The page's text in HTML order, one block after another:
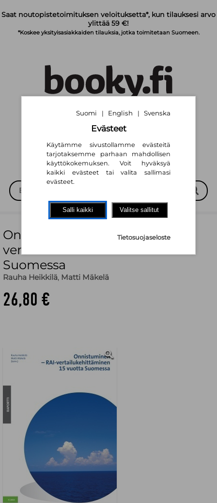
Saat noutopistetoimituksen veloituksetta*, kun tilauksesi arvo
ylittää 59 €!
*Koskee yksityisasiakkaiden tilauksia, jotka toimitetaan Suomeen.
Suomi | English | Svenska
Onnistuminen : RAI-
vertailukehittäminen 15 vuotta
Suomessa
Rauha Heikkilä, Matti Mäkelä
26,80 €
Suomi | English | Svenska
Evästeet
Käytämme sivustollamme evästeitä
tarjotaksemme parhaan mahdollisen
käyttökokemuksen. Voit hyväksyä
kaikki evästeet tai valita sallimasi
evästeet.
Salli kaikki Valitse sallitut
Tietosuojaseloste